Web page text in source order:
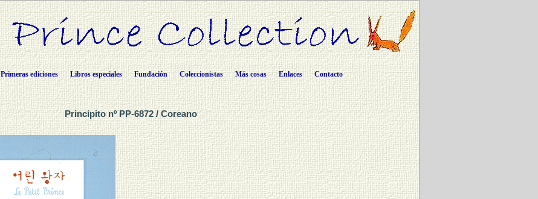
Primeras ediciones Libros especiales Fundación Coleccionistas Más cosas Enlaces Contacto
Principito nº PP-6872 / Coreano